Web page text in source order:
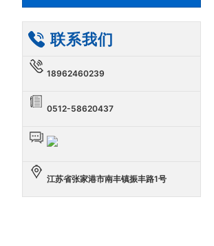
联系我们
18962460239
0512-58620437
江苏省张家港市南丰镇振丰路1号